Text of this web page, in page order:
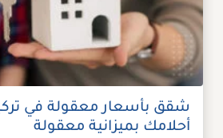
شقق بأسعار معقولة في
أحلامك بميزانية معقولة